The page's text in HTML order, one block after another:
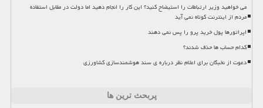
می خواهید وزیر ارتباطات را استیضاح کنید؟ این کار را انجام دهید اما دولت در مقابل استفاده
مردم از اینترنت کوتاه نمی آید
اپراتورها پول خرید پرو را پس نمی دهند
کدام حساب ها حذف شدند؟
دعوت از نخبگان برای اعلام نظر درباره ی سند هوشمندسازی کشاورزی
پربحث ترین ها